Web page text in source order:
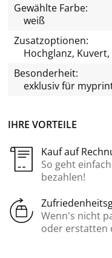
IHRE VORTEILE
Kauf auf
So geht
bezahlen!
Wenn’s nicht
oder erstatten
Gewählte Farbe:
weiß
Zusatzoptionen:
Hochglanz,
Besonderheit:
exklusiv für